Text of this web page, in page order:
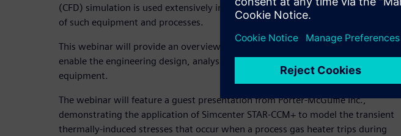
(CFD) simulation is used extensively in the design, analysis and troubleshooting
of such equipment and processes.
This webinar will provide an overview of the key technologies in Simcenter that
enable the engineering design, analysis, and design exploration of heat transfer
equipment.
The webinar will feature a guest presentation from Porter-McGuffie Inc.,
demonstrating the application of Simcenter STAR-CCM+ to model the transient
thermally-induced stresses that occur when a process gas heater trips during